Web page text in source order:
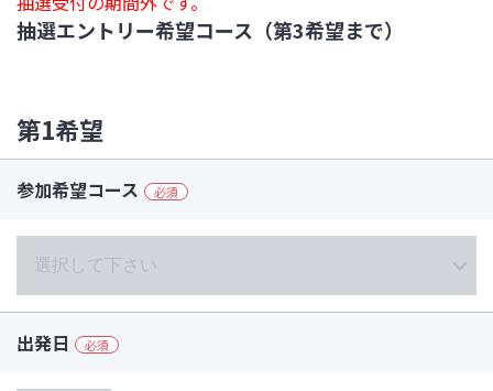
抽選エントリー希望コース（第3希望まで）
第1希望
参加希望コース 必須
出発日 必須